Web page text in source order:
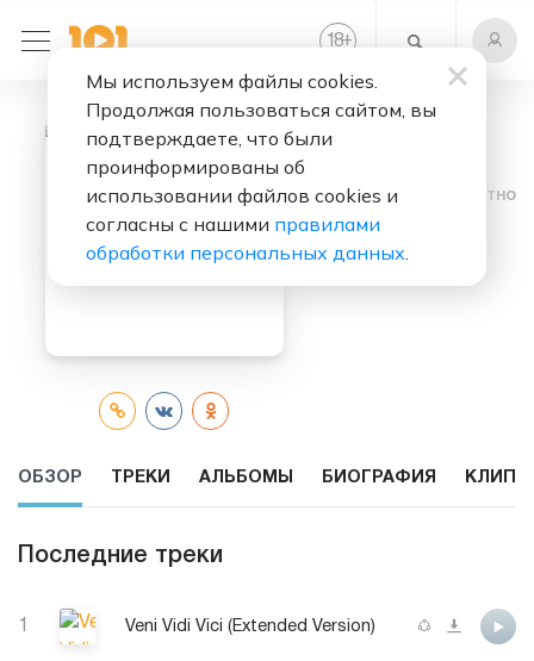
18+
Слушать бесплатно
Imperio
ОБЗОР ТРЕКИ АЛЬБОМЫ БИОГРАФИЯ КЛИПЫ
Последние треки
Veni Vidi Vici (Extended Version)
Мы используем файлы cookies.
Продолжая пользоваться сайтом, вы
подтверждаете, что были
проинформированы об
использовании файлов cookies и
согласны с нашими правилами
обработки персональных данных.